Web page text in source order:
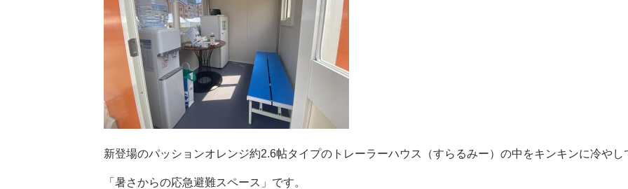
新登場のパッションオレンジ約2.6帖タイプのトレーラーハウス（すらるみー）の中をキンキンに冷やし
「暑さからの応急避難スペース」です。